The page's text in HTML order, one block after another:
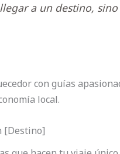
a un destino,
con guías
local.
[Destino]